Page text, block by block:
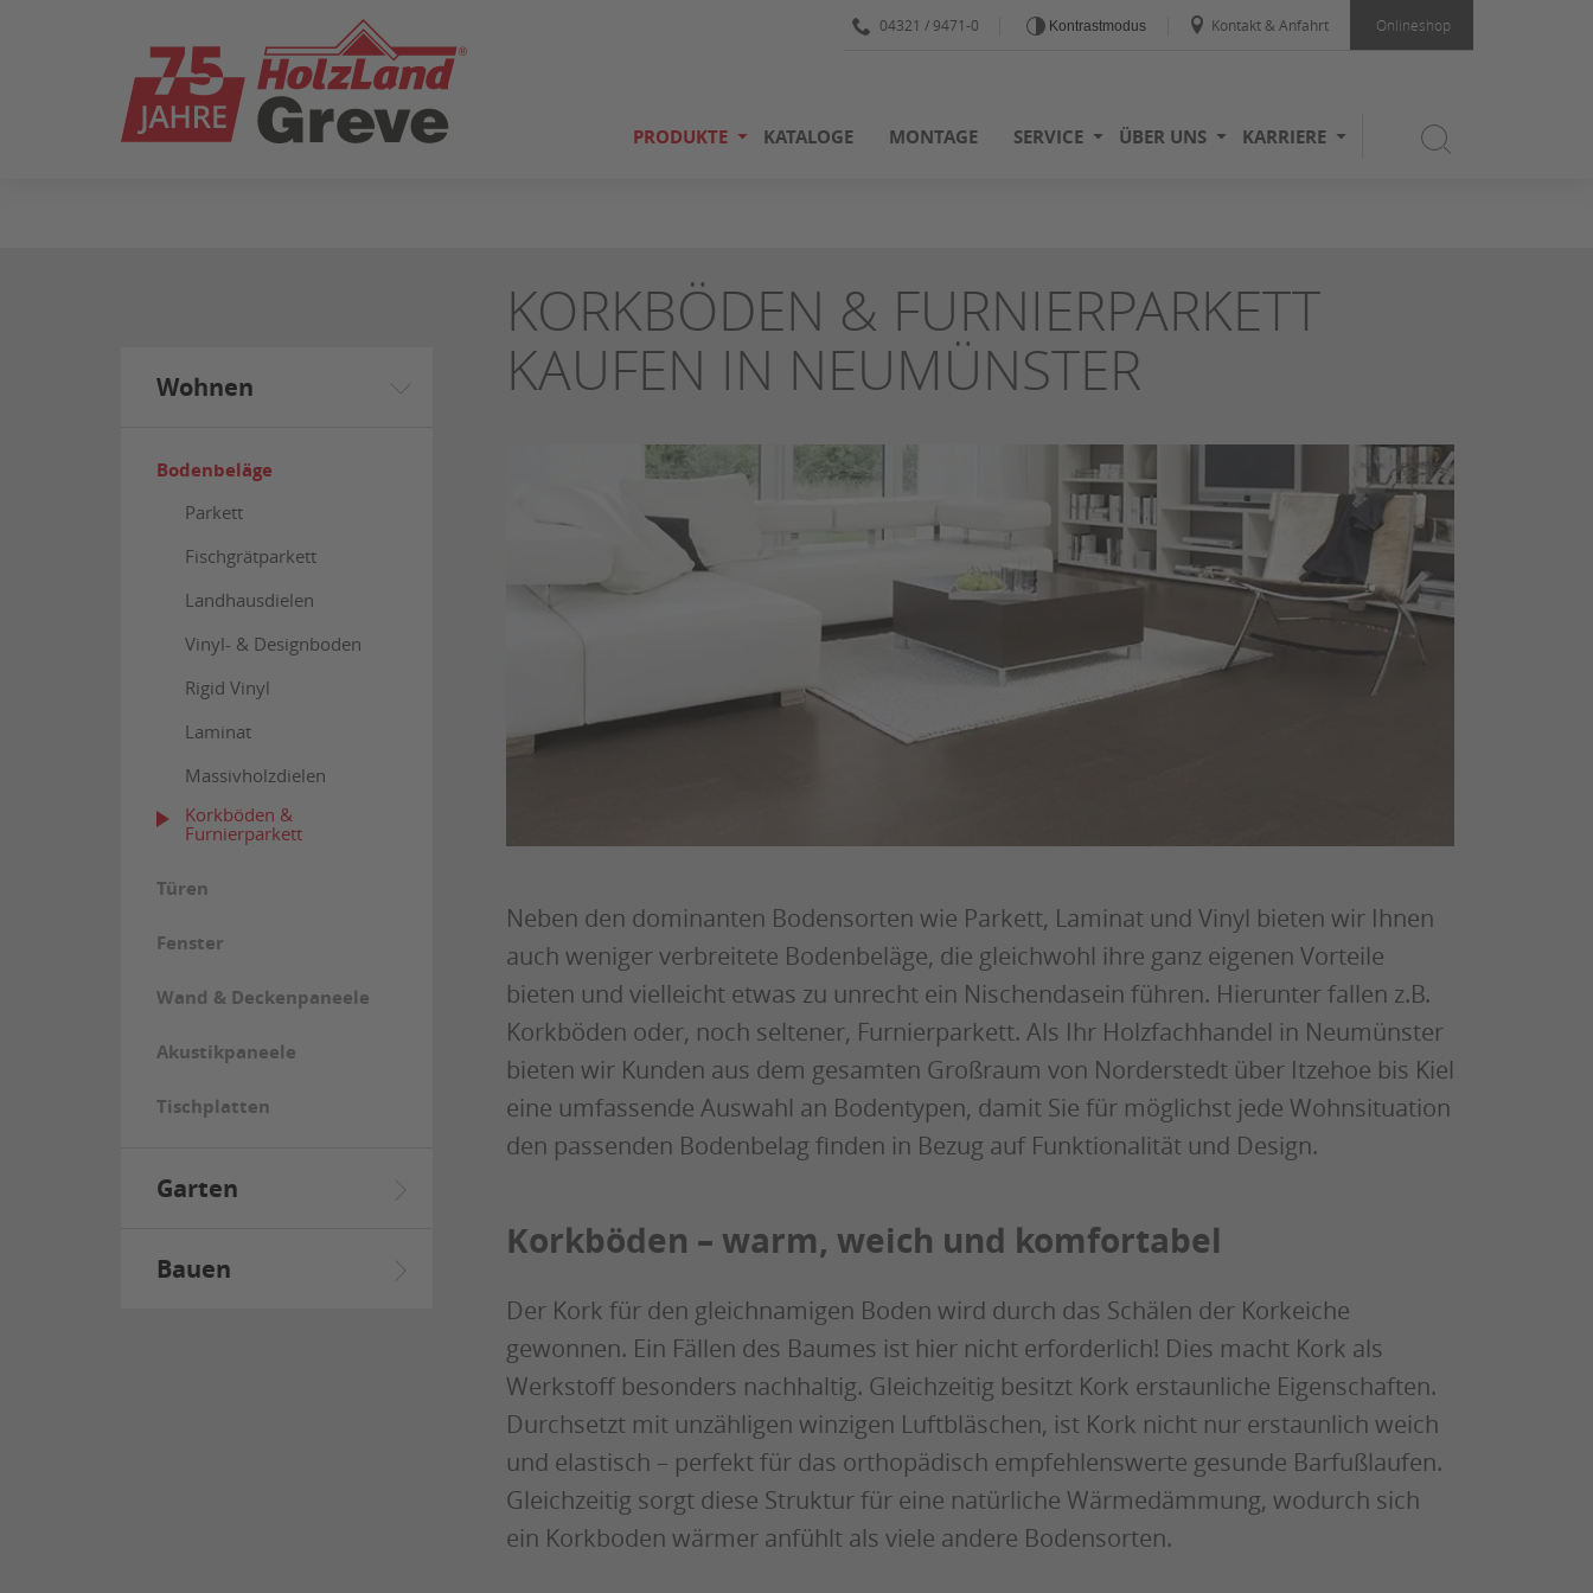
04321 / 9471-0 Kontrastmodus Kontakt & Anfahrt Onlineshop
PRODUKTE KATALOGE MONTAGE SERVICE ÜBER UNS KARRIERE
Wohnen
Bodenbeläge
Parkett
Fischgrätparkett
Landhausdielen
Vinyl- & Designboden
Rigid Vinyl
Laminat
Massivholzdielen
Korkböden &
Furnierparkett
Türen
Fenster
Wand & Deckenpaneele
Akustikpaneele
Tischplatten
Garten
Bauen
KORKBÖDEN & FURNIERPARKETT
KAUFEN IN NEUMÜNSTER
Neben den dominanten Bodensorten wie Parkett, Laminat und Vinyl bieten wir Ihnen
auch weniger verbreitete Bodenbeläge, die gleichwohl ihre ganz eigenen Vorteile
bieten und vielleicht etwas zu unrecht ein Nischendasein führen. Hierunter fallen z.B.
Korkböden oder, noch seltener, Furnierparkett. Als Ihr Holzfachhandel in Neumünster
bieten wir Kunden aus dem gesamten Großraum von Norderstedt über Itzehoe bis Kiel
eine umfassende Auswahl an Bodentypen, damit Sie für möglichst jede Wohnsituation
den passenden Bodenbelag finden in Bezug auf Funktionalität und Design.
Korkböden – warm, weich und komfortabel
Der Kork für den gleichnamigen Boden wird durch das Schälen der Korkeiche
gewonnen. Ein Fällen des Baumes ist hier nicht erforderlich! Dies macht Kork als
Werkstoff besonders nachhaltig. Gleichzeitig besitzt Kork erstaunliche Eigenschaften.
Durchsetzt mit unzähligen winzigen Luftbläschen, ist Kork nicht nur erstaunlich weich
und elastisch – perfekt für das orthopädisch empfehlenswerte gesunde Barfußlaufen.
Gleichzeitig sorgt diese Struktur für eine natürliche Wärmedämmung, wodurch sich
ein Korkboden wärmer anfühlt als viele andere Bodensorten.